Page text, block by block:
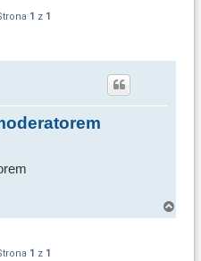
1 • Strona 1 z 1
N
1 • Strona 1 z 1